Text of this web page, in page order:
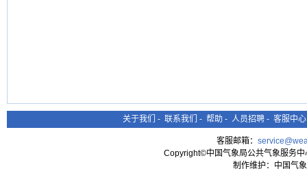
关于我们 - 联系我们 - 帮助 - 人员招聘 - 客服中心
客服邮箱：
Copyright©中国气象局公共气象服务
制作维护：中国气